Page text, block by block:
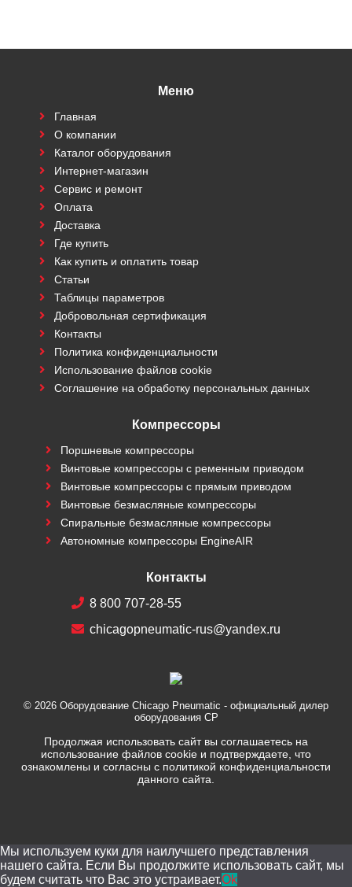
Меню
Главная
О компании
Каталог оборудования
Интернет-магазин
Сервис и ремонт
Оплата
Доставка
Где купить
Как купить и оплатить товар
Статьи
Таблицы параметров
Добровольная сертификация
Контакты
Политика конфиденциальности
Использование файлов cookie
Соглашение на обработку персональных данных
Компрессоры
Поршневые компрессоры
Винтовые компрессоры с ременным приводом
Винтовые компрессоры с прямым приводом
Винтовые безмасляные компрессоры
Спиральные безмасляные компрессоры
Автономные компрессоры EngineAIR
Контакты
8 800 707-28-55
chicagopneumatic-rus@yandex.ru
© 2026 Оборудование Chicago Pneumatic - официальный дилер
оборудования CP
Продолжая использовать сайт вы соглашаетесь на
использование файлов cookie и подтверждаете, что
ознакомлены и согласны с политикой конфиденциальности
данного сайта.
Мы используем куки для наилучшего представления
нашего сайта. Если Вы продолжите использовать сайт, мы
будем считать что Вас это устраивает.Ok